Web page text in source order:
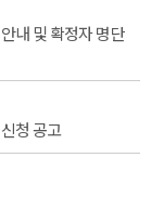
내 및 확정자 명단
청 공고